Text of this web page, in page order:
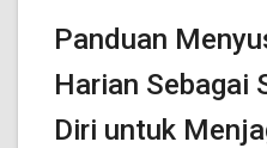
Panduan
Harian Sebagai
Diri untuk